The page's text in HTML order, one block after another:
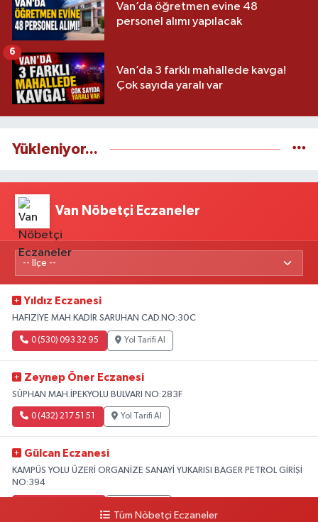
Van’da öğretmen evine 48
personel alımı yapılacak
Van’da 3 farklı mahallede kavga!
Çok sayıda yaralı var
6
Yükleniyor...
Van Nöbetçi Eczaneler
Yıldız Eczanesi
HAFIZİYE MAH.KADİR SARUHAN CAD.NO:30C
0 (530) 093 32 95 Yol Tarifi Al
Zeynep Öner Eczanesi
SÜPHAN MAH.İPEKYOLU BULVARI NO:283F
0 (432) 217 51 51 Yol Tarifi Al
Gülcan Eczanesi
KAMPÜS YOLU ÜZERİ ORGANİZE SANAYİ YUKARISI BAGER PETROL GİRİŞİ
NO:394
Tüm Nöbetçi Eczaneler